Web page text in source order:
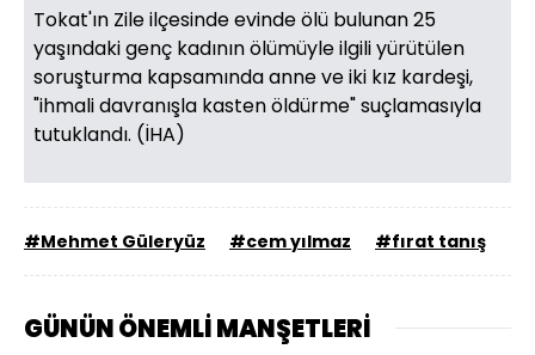
Tokat'ın Zile ilçesinde evinde ölü bulunan 25
yaşındaki genç kadının ölümüyle ilgili yürütülen
soruşturma kapsamında anne ve iki kız kardeşi,
"ihmali davranışla kasten öldürme" suçlamasıyla
tutuklandı. (İHA)
#Mehmet Güleryüz #cem yılmaz #fırat tanış
GÜNÜN ÖNEMLİ MANŞETLERİ